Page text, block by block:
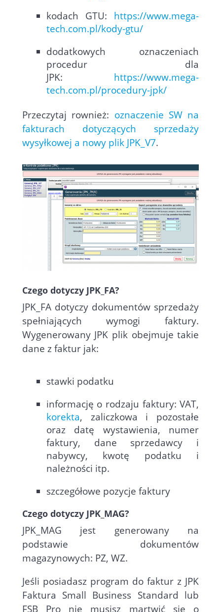
kodach GTU: https://www.mega-
tech.com.pl/kody-gtu/
dodatkowych oznaczeniach
procedur dla
JPK: https://www.mega-
tech.com.pl/procedury-jpk/
Przeczytaj rownież: oznaczenie SW na
fakturach dotyczących sprzedaży
wysyłkowej a nowy plik JPK_V7.
Czego dotyczy JPK_FA?
JPK_FA dotyczy dokumentów sprzedaży
spełniających wymogi faktury.
Wygenerowany JPK plik obejmuje takie
dane z faktur jak:
stawki podatku
informację o rodzaju faktury: VAT,
korekta, zaliczkowa i pozostałe
oraz datę wystawienia, numer
faktury, dane sprzedawcy i
nabywcy, kwotę podatku i
należności itp.
szczegółowe pozycje faktury
Czego dotyczy JPK_MAG?
JPK_MAG jest generowany na
podstawie dokumentów
magazynowych: PZ, WZ.
Jeśli posiadasz program do faktur z JPK
Faktura Small Business Standard lub
FSB Pro nie musisz martwić się o